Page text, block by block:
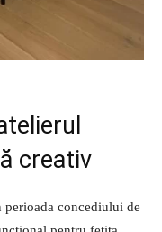
creativ
perioada concediului de